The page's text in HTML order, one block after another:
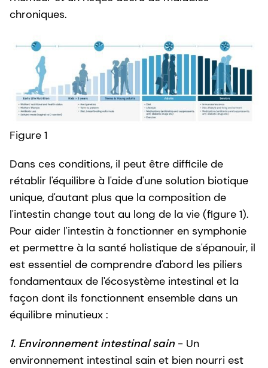
chroniques.
Figure 1
Dans ces conditions, il peut être difficile de
rétablir l'équilibre à l'aide d'une solution biotique
unique, d'autant plus que la composition de
l'intestin change tout au long de la vie (figure 1).
Pour aider l'intestin à fonctionner en symphonie
et permettre à la santé holistique de s'épanouir, il
est essentiel de comprendre d'abord les piliers
fondamentaux de l'écosystème intestinal et la
façon dont ils fonctionnent ensemble dans un
équilibre minutieux :
1. Environnement intestinal sain - Un
environnement intestinal sain et bien nourri est